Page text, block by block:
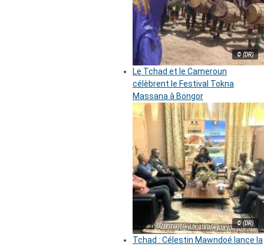
© (DR)
Le Tchad et le Cameroun
célèbrent le Festival Tokna
Massana à Bongor
© (DR)
Tchad : Célestin Mawndoé lance la